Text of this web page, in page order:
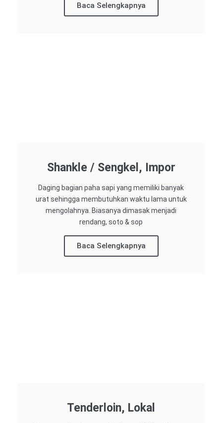
Baca Selengkapnya
Shankle / Sengkel, Impor
Daging bagian paha sapi yang memiliki banyak
urat sehingga membutuhkan waktu lama untuk
mengolahnya. Biasanya dimasak menjadi
rendang, soto & sop
Baca Selengkapnya
Tenderloin, Lokal